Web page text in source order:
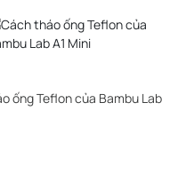
ống Teflon của Bambu Lab